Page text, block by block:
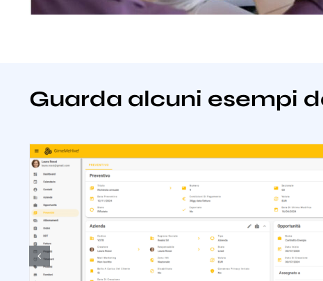
Guarda alcuni esempi